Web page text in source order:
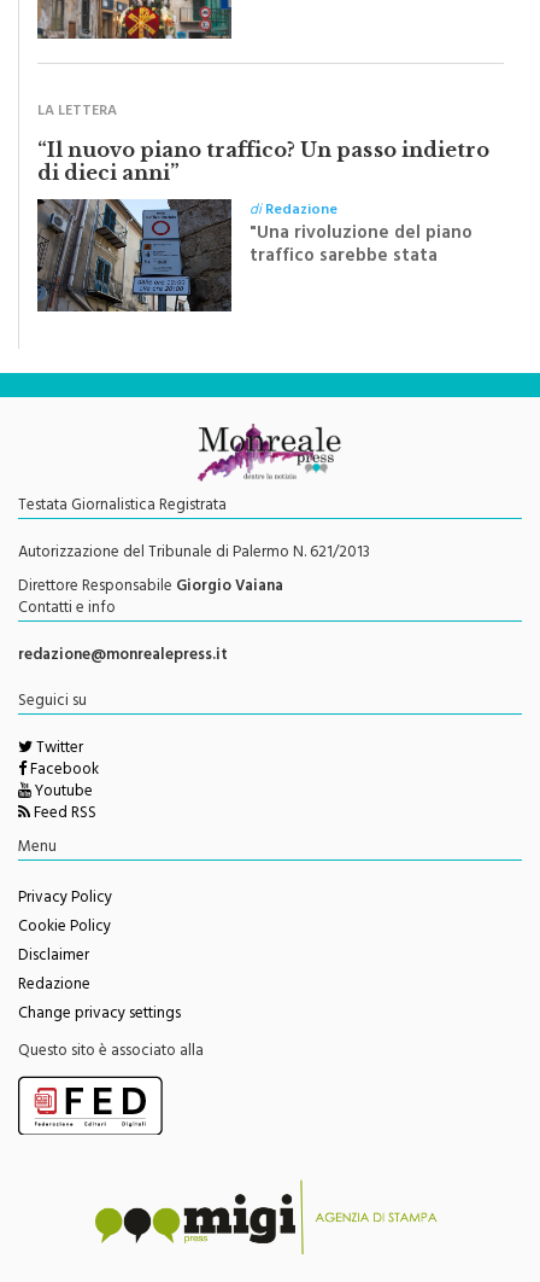
“Il nuovo piano traffico? Un passo indietro
di dieci anni”
"Una rivoluzione del piano
traffico sarebbe stata
efficace se preceduta da
una rivoluzione culturale"
Testata Giornalistica Registrata
Autorizzazione del Tribunale di Palermo N. 621/2013
Direttore ResponsabileGiorgio Vaiana
Contatti e info
redazione@monrealepress.it
Twitter
Facebook
Youtube
Feed RSS
Menu
Privacy Policy
Cookie Policy
Disclaimer
Redazione
Change privacy settings
Questo sito è associato alla